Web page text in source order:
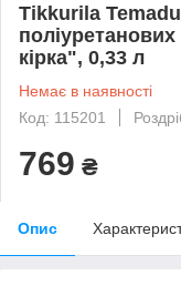
Tikkurila
кірка", 0,33 л
Немає в наявності
Код: 115201
769 ₴
Опис